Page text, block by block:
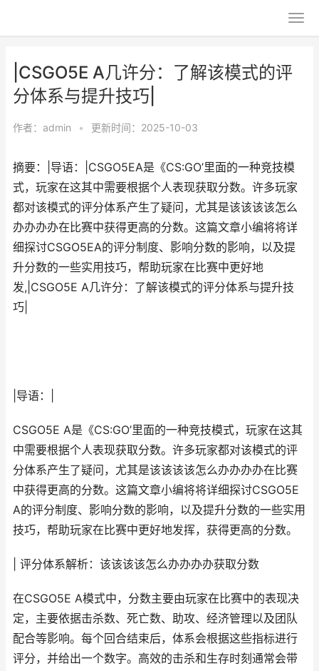
|CSGO5E A几许分：了解该模式的评
分体系与提升技巧|
作者： admin • 更新时间：2025-10-03
摘要：|导语：|CSGO5EA是《CS:GO’里面的一种竞技模
式，玩家在这其中需要根据个人表现获取分数。许多玩家
都对该模式的评分体系产生了疑问，尤其是该该该该怎么
办办办办在比赛中获得更高的分数。这篇文章小编将将详
细探讨CSGO5EA的评分制度、影响分数的影响，以及提
升分数的一些实用技巧，帮助玩家在比赛中更好地
发,|CSGO5E A几许分：了解该模式的评分体系与提升技
巧|
|导语：|
CSGO5E A是《CS:GO’里面的一种竞技模式，玩家在这其
中需要根据个人表现获取分数。许多玩家都对该模式的评
分体系产生了疑问，尤其是该该该该怎么办办办办在比赛
中获得更高的分数。这篇文章小编将将详细探讨CSGO5E
A的评分制度、影响分数的影响，以及提升分数的一些实用
技巧，帮助玩家在比赛中更好地发挥，获得更高的分数。
| 评分体系解析：该该该该怎么办办办办获取分数
在CSGO5E A模式中，分数主要由玩家在比赛中的表现决
定，主要依据击杀数、死亡数、助攻、经济管理以及团队
配合等影响。每个回合结束后，体系会根据这些指标进行
评分，并给出一个数字。高效的击杀和生存时刻通常会带